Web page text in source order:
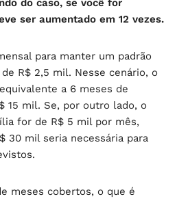
do caso, se você for
ser aumentado em 12 vezes.
para manter um padrão
R$ 2,5 mil. Nesse cenário, o
a 6 meses de
15 mil. Se, por outro lado, o
for de R$ 5 mil por mês,
30 mil seria necessária para
meses cobertos, o que é